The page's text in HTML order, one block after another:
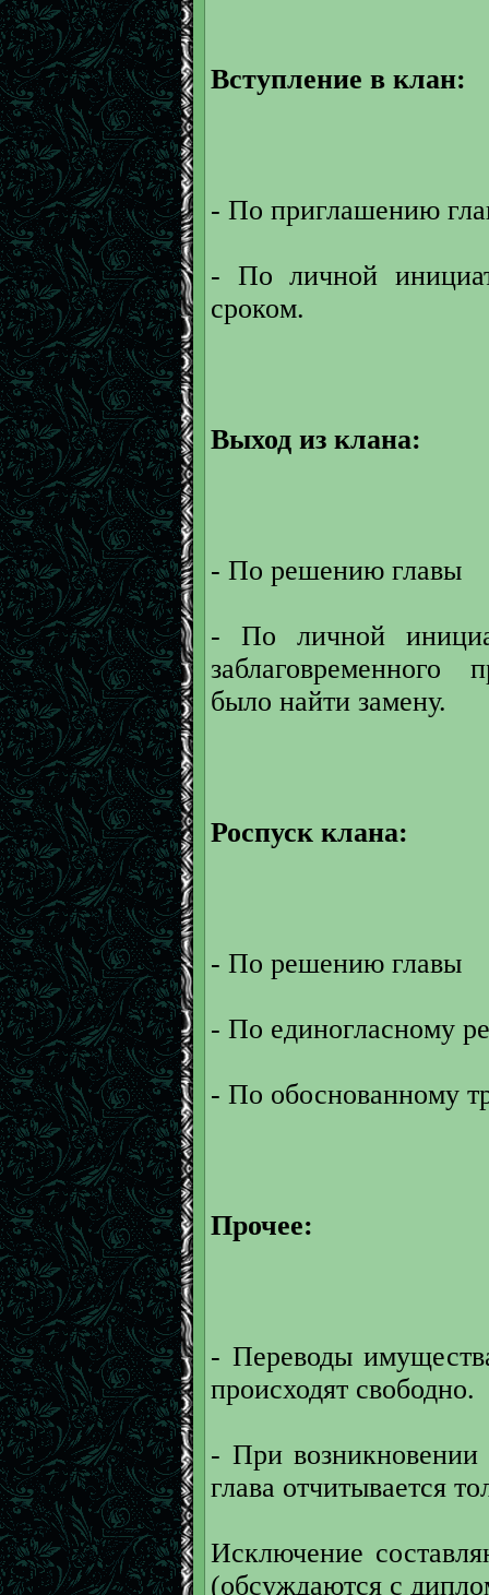
Вступление в клан:
- По приглашению
- По личной
сроком.
Выход из клана:
- По решению главы
- По личной
было найти замену.
Роспуск клана:
- По решению главы
- По единогласному
- По обоснованному
Прочее:
- Переводы
происходят свободно.
- При
глава отчитывается
Исключение
(обсуждаются с